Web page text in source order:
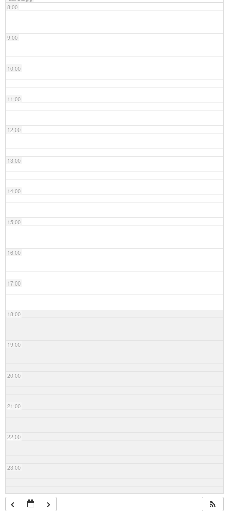
8:00
9:00
10:00
11:00
12:00
13:00
14:00
15:00
16:00
17:00
18:00
19:00
20:00
21:00
22:00
23:00